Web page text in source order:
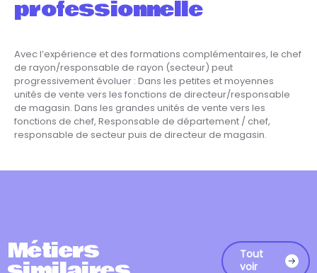
professionnelle
Avec l’expérience et des formations complémentaires, le chef
de rayon/responsable de rayon (secteur) peut
progressivement évoluer : Dans les petites et moyennes
unités de vente vers les fonctions de directeur/responsable
de magasin. Dans les grandes unités de vente vers les
fonctions de chef, Responsable de département / chef,
responsable de secteur puis de directeur de magasin.
Métiers Tout
voir